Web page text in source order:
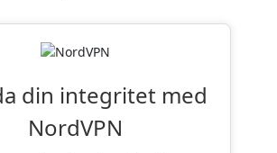
din integritet med
NordVPN